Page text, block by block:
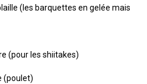
(les barquettes en gelée mais
(pour les shiitakes)
(poulet)